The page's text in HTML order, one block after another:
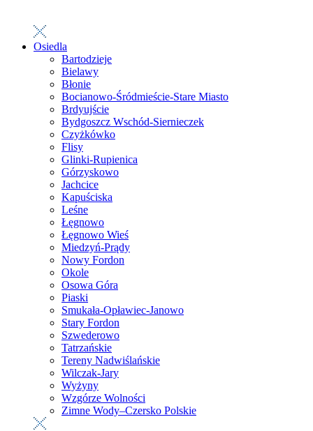
Osiedla
Bartodzieje
Bielawy
Błonie
Bocianowo-Śródmieście-Stare Miasto
Brdyujście
Bydgoszcz Wschód-Siernieczek
Czyżkówko
Flisy
Glinki-Rupienica
Górzyskowo
Jachcice
Kapuściska
Leśne
Łęgnowo
Łęgnowo Wieś
Miedzyń-Prądy
Nowy Fordon
Okole
Osowa Góra
Piaski
Smukała-Opławiec-Janowo
Stary Fordon
Szwederowo
Tatrzańskie
Tereny Nadwiślańskie
Wilczak-Jary
Wyżyny
Wzgórze Wolności
Zimne Wody–Czersko Polskie